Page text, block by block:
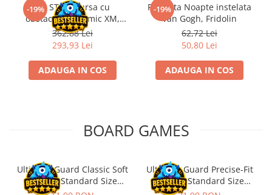
Accesorii pentru puzzle
Puzzle 3000 piese
Puzzle 2000 piese
Puzzle 1500 piese
Puzzle 20 piese
Puzzle 120 piese
-19%Kit STEM Cursa cu
obstacole Dynamic XM,
Fischertechnik
362,88 Lei
293,93 Lei
ADAUGA IN COS
-19%
Flasneta Noapte instelata
Van Gogh, Fridolin
62,72 Lei
50,80 Lei
ADAUGA IN COS
BOARD GAMES
Ultimate Guard Classic Soft
Sleeves Standard Size
Transparent (100)
Ultimate Guard Precise-Fit
Sleeves Standard Size
Transparent (100)